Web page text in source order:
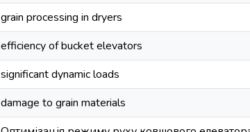
grain processing in dryers
efficiency of bucket elevators
significant dynamic loads
damage to grain materials